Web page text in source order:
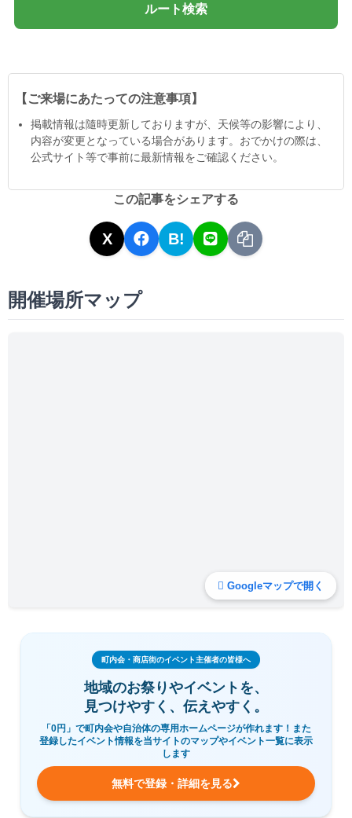
ルート検索
【ご来場にあたっての注意事項】
掲載情報は隨時更新しておりますが、天候等の影響により、
内容が変更となっている場合があります。おでかけの際は、
公式サイト等で事前に最新情報をご確認ください。
この記事をシェアする
X B!
開催場所マップ
Googleマップで開く
町内会・商店街のイベント主催者の皆様へ
地域のお祭りやイベントを、
見つけやすく、伝えやすく。
「0円」で町内会や自治体の専用ホームページが作れます！また
登録したイベント情報を当サイトのマップやイベント一覧に表示
します
無料で登録・詳細を見る